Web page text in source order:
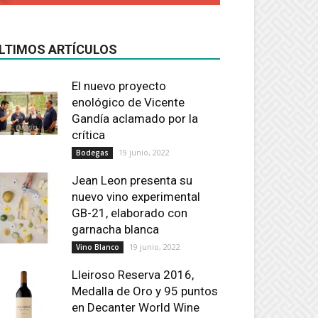
ARTÍCULOS
El nuevo proyecto
enológico de Vicente
Gandía aclamado por la
crítica
Bodegas 19 junio, 2022
Jean Leon presenta su
nuevo vino experimental
GB-21, elaborado con
garnacha blanca
Vino Blanco 19 junio, 2022
Lleiroso Reserva 2016,
Medalla de Oro y 95 puntos
en Decanter World Wine